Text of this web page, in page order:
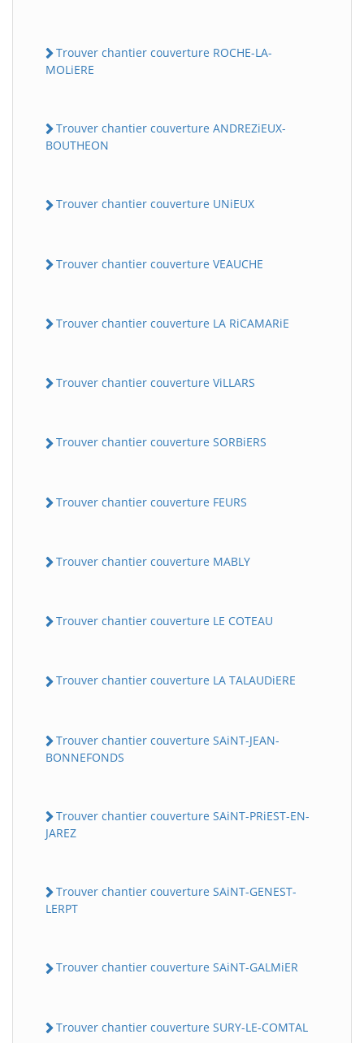
Trouver chantier couverture ROCHE-LA-
MOLiERE
Trouver chantier couverture ANDREZiEUX-
BOUTHEON
Trouver chantier couverture UNiEUX
Trouver chantier couverture VEAUCHE
Trouver chantier couverture LA RiCAMARiE
Trouver chantier couverture ViLLARS
Trouver chantier couverture SORBiERS
Trouver chantier couverture FEURS
Trouver chantier couverture MABLY
Trouver chantier couverture LE COTEAU
Trouver chantier couverture LA TALAUDiERE
Trouver chantier couverture SAiNT-JEAN-
BONNEFONDS
Trouver chantier couverture SAiNT-PRiEST-EN-
JAREZ
Trouver chantier couverture SAiNT-GENEST-
LERPT
Trouver chantier couverture SAiNT-GALMiER
Trouver chantier couverture SURY-LE-COMTAL